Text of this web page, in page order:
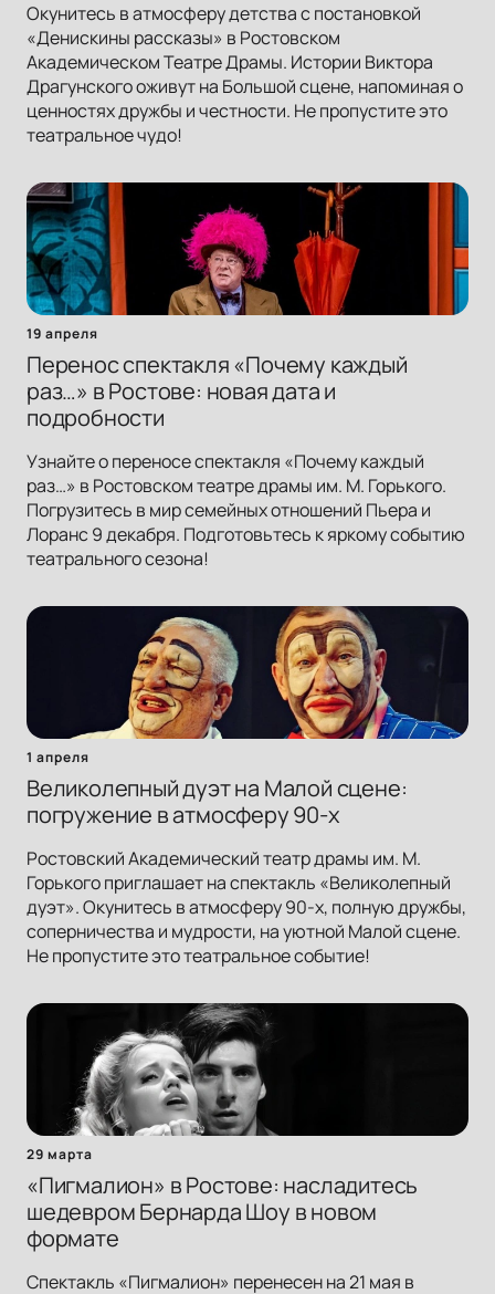
Окунитесь в атмосферу детства с постановкой
«Денискины рассказы» в Ростовском
Академическом Театре Драмы. Истории Виктора
Драгунского оживут на Большой сцене, напоминая о
ценностях дружбы и честности. Не пропустите это
театральное чудо!
19 апреля
Перенос спектакля «Почему каждый
раз…» в Ростове: новая дата и
подробности
Узнайте о переносе спектакля «Почему каждый
раз…» в Ростовском театре драмы им. М. Горького.
Погрузитесь в мир семейных отношений Пьера и
Лоранс 9 декабря. Подготовьтесь к яркому событию
театрального сезона!
1 апреля
Великолепный дуэт на Малой сцене:
погружение в атмосферу 90-х
Ростовский Академический театр драмы им. М.
Горького приглашает на спектакль «Великолепный
дуэт». Окунитесь в атмосферу 90-х, полную дружбы,
соперничества и мудрости, на уютной Малой сцене.
Не пропустите это театральное событие!
29 марта
«Пигмалион» в Ростове: насладитесь
шедевром Бернарда Шоу в новом
формате
Спектакль «Пигмалион» перенесен на 21 мая в